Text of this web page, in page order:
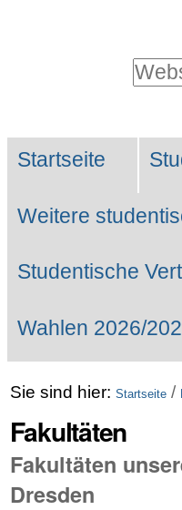
Website
Suche…
Sektionen
Startseite
Weitere
Studentische
Wahlen 2026/
Sie sind hier: Startseite /
Fakultäten
Fakultäten
Dresden